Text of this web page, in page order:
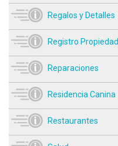
Regalos y Detalles
Registro Propiedad
Reparaciones
Residencia Canina
Restaurantes